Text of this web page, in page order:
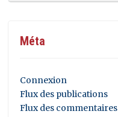
Méta
Connexion
Flux des publications
Flux des commentaires